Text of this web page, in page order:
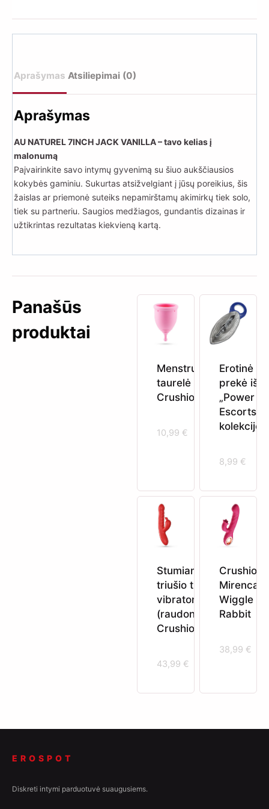
Aprašymas Atsiliepimai (0)
Aprašymas
AU NATUREL 7INCH JACK VANILLA – tavo kelias į
malonumą
Paįvairinkite savo intymų gyvenimą su šiuo aukščiausios
kokybės gaminiu. Sukurtas atsižvelgiant į jūsų poreikius, šis
žaislas ar priemonė suteiks nepamirštamų akimirkų tiek solo,
tiek su partneriu. Saugios medžiagos, gundantis dizainas ir
užtikrintas rezultatas kiekvieną kartą.
Panašūs
produktai
Menstruacinė
taurelė xs
Crushious
10,99 €
Erotinė
prekė iš
„Power
Escorts”
kolekcijos
8,99 €
Stumiamasis
triušio tipo
vibratorius
(raudonas)
Crushious
43,99 €
Crushious
Mirenca
Wiggle
Rabbit
38,99 €
EROSPOT
Diskreti intymi parduotuvė suaugusiems.